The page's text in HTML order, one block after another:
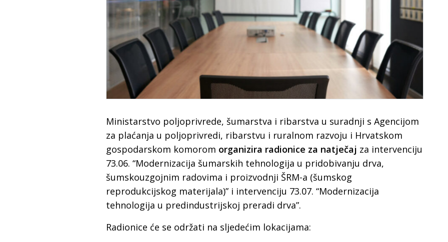
Ministarstvo poljoprivrede, šumarstva i ribarstva u suradnji s Agencijom
za plaćanja u poljoprivredi, ribarstvu i ruralnom razvoju i Hrvatskom
gospodarskom komorom organizira radionice za natječaj za intervenciju
73.06. “Modernizacija šumarskih tehnologija u pridobivanju drva,
šumskouzgojnim radovima i proizvodnji ŠRM-a (šumskog
reprodukcijskog materijala)” i intervenciju 73.07. “Modernizacija
tehnologija u predindustrijskoj preradi drva”.
Radionice će se održati na sljedećim lokacijama: